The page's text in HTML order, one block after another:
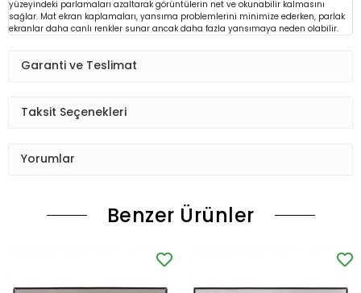
yüzeyindeki parlamaları azaltarak görüntülerin net ve okunabilir kalmasını
sağlar. Mat ekran kaplamaları, yansıma problemlerini minimize ederken, parlak
ekranlar daha canlı renkler sunar ancak daha fazla yansımaya neden olabilir.
Garanti ve Teslimat
Taksit Seçenekleri
Yorumlar
Benzer Ürünler